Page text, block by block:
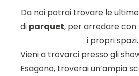
Da noi potrai trovare le
di parquet, per arredare con
i propri spazi.
Vieni a trovarci presso gli
Esagono, troverai un’ampia